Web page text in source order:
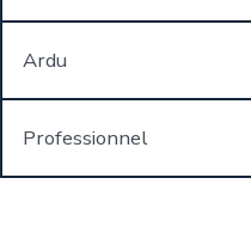
Ardu
Professionnel